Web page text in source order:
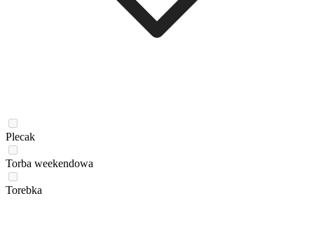
Plecak
Torba weekendowa
Torebka